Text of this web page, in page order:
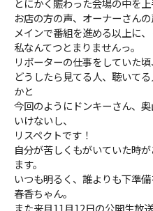
とにかく賑わった会場の中を上
お店の方の声、オーナーさん
メインで番組を進める以上に
私なんてつとまりませんっ。
リポーターの仕事をしていた
どうしたら見てる人、聴いて
かと
今回のようにドンキーさん、
いけないし、
リスペクトです！
自分が苦しくもがいていた時
ます。
いつも明るく、誰よりも下準
春香ちゃん。
また来月11月12日の公開生放